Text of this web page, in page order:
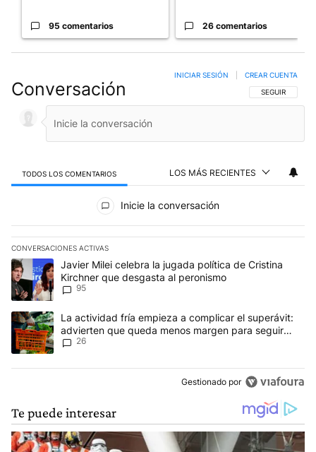
95 comentarios 26 comentarios
Conversación SIGA ESTA
SEGUIR
INICIAR SESIÓN CREAR CUENTA
TODOS LOS COMENTARIOS LOS MÁS RECIENTES
Inicie la conversación
CONVERSACIONES ACTIVAS
Este listado muestra los artículos con más comentarios en los
Un artículo de tendencia con el título "Javier Milei celebra la
Javier Milei celebra la jugada política de Cristina
Kirchner que desgasta al peronismo
95
Un artículo de tendencia con el título "La actividad fría empieza
La actividad fría empieza a complicar el superávit:
advierten que queda menos margen para seguir
ajustando el gasto
26
Gestionado por